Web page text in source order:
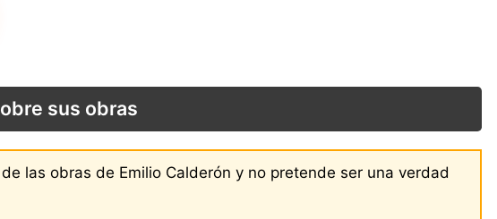
sus obras
las obras de Emilio Calderón y no pretende ser una verdad